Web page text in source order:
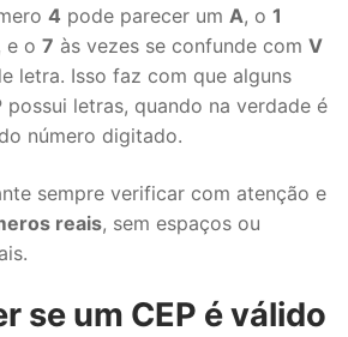
4 pode parecer um A, o 1
e o 7 às vezes se confunde com V
letra. Isso faz com que alguns
possui letras, quando na verdade é
número digitado.
sempre verificar com atenção e
reais, sem espaços ou
se um CEP é válido